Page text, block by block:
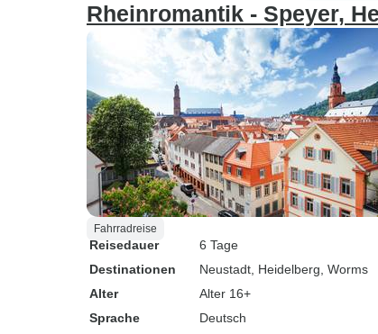
Rheinromantik - Speyer,
Fahrradreise
Reisedauer
6 Tage
Destinationen
Neustadt , Heidelberg , Worms
Alter
Alter 16+
Sprache
Deutsch